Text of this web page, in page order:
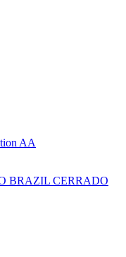
AA
BRAZIL CERRADO